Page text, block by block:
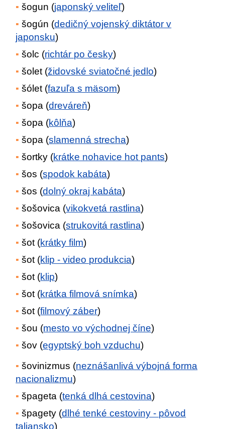
šogun (japonský veliteľ)
šogún (dedičný vojenský diktátor v
japonsku)
šolc (richtár po česky)
šolet (židovské sviatočné jedlo)
šólet (fazuľa s mäsom)
šopa (dreváreň)
šopa (kôlňa)
šopa (slamenná strecha)
šortky (krátke nohavice hot pants)
šos (spodok kabáta)
šos (dolný okraj kabáta)
šošovica (vikokvetá rastlina)
šošovica (strukovitá rastlina)
šot (krátky film)
šot (klip - video produkcia)
šot (klip)
šot (krátka filmová snímka)
šot (filmový záber)
šou (mesto vo východnej číne)
šov (egyptský boh vzduchu)
šovinizmus (neznášanlivá výbojná forma
nacionalizmu)
špageta (tenká dlhá cestovina)
špagety (dlhé tenké cestoviny - pôvod
taliansko)